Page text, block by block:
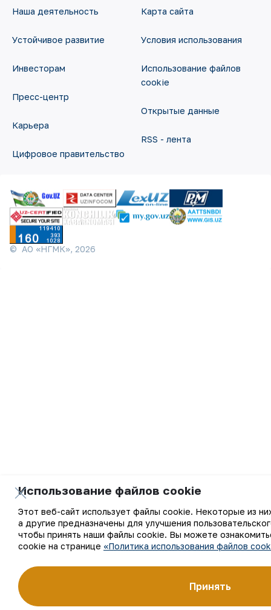
Наша деятельность
Устойчивое развитие
Инвесторам
Пресс-центр
Карьера
Цифровое правительство
Карта сайта
Условия использования
Использование файлов
cookie
Открытые данные
RSS - лента
© АО «НГМК»,2026
Использование файлов cookie
Этот веб-сайт использует файлы cookie. Некоторые из
а другие предназначены для улучшения
чтобы принять наши файлы cookie. Вы можете
cookie на странице «Политика использования файлов
Принять